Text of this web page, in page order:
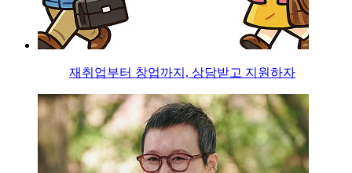
재취업부터 창업까지, 상담받고 지원하자